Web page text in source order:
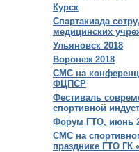
Курск
Спартакиада
медицинских
Ульяновск 2018
Воронеж 2018
СМС на
ФЦПСР
Фестиваль
спортивной
Форум ГТО, июнь
СМС на
празднике ГТО ГК